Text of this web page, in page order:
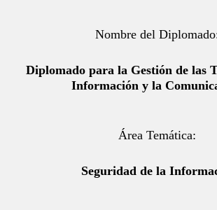
Nombre del
Diplomado para la Gestión de las
Información y la
Área Temática:
Seguridad de la